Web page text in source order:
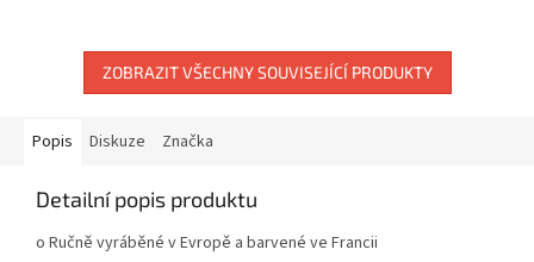
ZOBRAZIT VŠECHNY SOUVISEJÍCÍ PRODUKTY
Popis Diskuze Značka
Detailní popis produktu
o Ručně vyráběné v Evropě a barvené ve Francii